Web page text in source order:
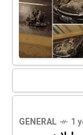
GENERAL 1